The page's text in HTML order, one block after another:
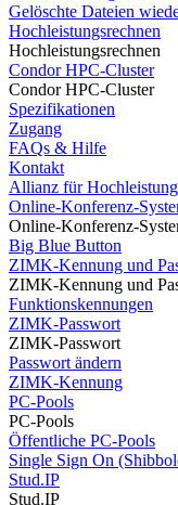
Gelöschte Dateien
Hochleistungsrechnen
Hochleistungsrechnen
Condor HPC-Cluster
Condor HPC-Cluster
Spezifikationen
Zugang
FAQs & Hilfe
Kontakt
Allianz für
Online-Konferenz-
Online-Konferenz-
Big Blue Button
ZIMK-Kennung und
ZIMK-Kennung und
Funktionskennungen
ZIMK-Passwort
ZIMK-Passwort
Passwort ändern
ZIMK-Kennung
PC-Pools
PC-Pools
Öffentliche PC-Pools
Single Sign On
Stud.IP
Stud.IP